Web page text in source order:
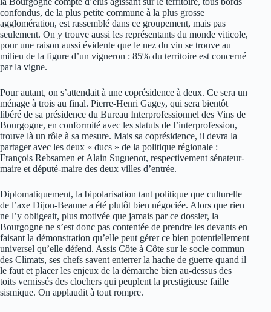
confondus, de la plus petite commune à la plus grosse
agglomération, est rassemblé dans ce groupement, mais pas
seulement. On y trouve aussi les représentants du monde viticole,
pour une raison aussi évidente que le nez du vin se trouve au
milieu de la figure d’un vigneron : 85% du territoire est concerné
par la vigne.
Pour autant, on s’attendait à une coprésidence à deux. Ce sera un
ménage à trois au final. Pierre-Henri Gagey, qui sera bientôt
libéré de sa présidence du Bureau Interprofessionnel des Vins de
Bourgogne, en conformité avec les statuts de l’interprofession,
trouve là un rôle à sa mesure. Mais sa coprésidence, il devra la
partager avec les deux « ducs » de la politique régionale :
François Rebsamen et Alain Suguenot, respectivement sénateur-
maire et député-maire des deux villes d’entrée.
Diplomatiquement, la bipolarisation tant politique que culturelle
de l’axe Dijon-Beaune a été plutôt bien négociée. Alors que rien
ne l’y obligeait, plus motivée que jamais par ce dossier, la
Bourgogne ne s’est donc pas contentée de prendre les devants en
faisant la démonstration qu’elle peut gérer ce bien potentiellement
universel qu’elle défend. Assis Côte à Côte sur le socle commun
des Climats, ses chefs savent enterrer la hache de guerre quand il
le faut et placer les enjeux de la démarche bien au-dessus des
toits vernissés des clochers qui peuplent la prestigieuse faille
sismique. On applaudit à tout rompre.